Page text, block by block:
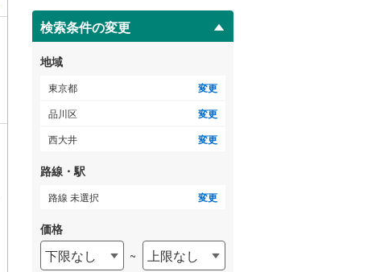
ジ
に
保
存
す
る
検索条件の変更
地域
東京都 変更
品川区 変更
西大井 変更
路線・駅
路線 未選択 変更
価格
下限なし ~
上限なし
小笠原村(0)
東急多摩川線(0)
京急本線
東京モノレール
東京臨海高速鉄道りんかい線
)